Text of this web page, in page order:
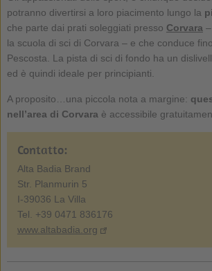
potranno divertirsi a loro piacimento lungo la
che parte dai prati soleggiati presso Corvara
la scuola di sci di Corvara – e che conduce
Pescosta. La pista di sci di fondo ha un
ed è quindi ideale per principianti.
A proposito…una piccola nota a margine:
nell’area di Corvara è accessibile
Contatto:
Alta Badia Brand
Str. Planmurin 5
I-39036 La Villa
Tel. +39 0471 836176
www.altabadia.org